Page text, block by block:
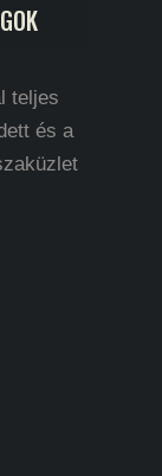
teljes
és a